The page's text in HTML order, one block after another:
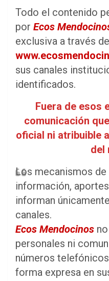
Todo el contenido
por Ecos
exclusiva a través
sus canales
identificados.
Fuera de esos
comunicación
oficial ni atribuible
del
Los mecanismos
información,
informan
canales.
Ecos Mendocinos
personales ni
números
forma expresa en